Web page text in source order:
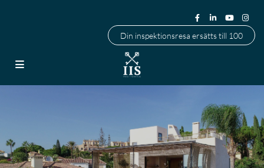
Din inspektionsresa ersätts till 100